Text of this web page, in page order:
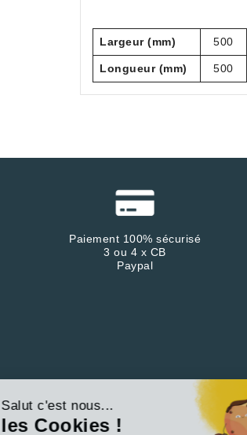
Salut c'est nous...
les Cookies !
Largeur (mm) 500
Longueur (mm) 500
Paiement 100% sécurisé
3 ou 4 x CB
Paypal